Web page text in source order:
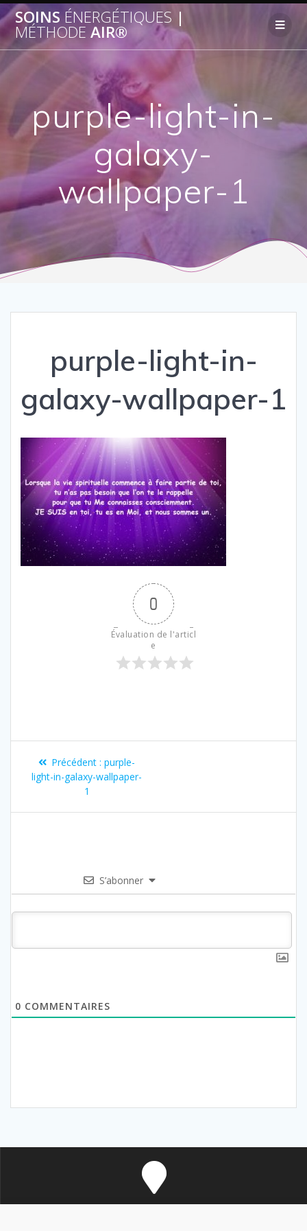
SOINS ÉNERGÉTIQUES |
MÉTHODE AIR®
purple-light-in-
galaxy-
wallpaper-1
purple-light-in-
galaxy-wallpaper-1
0
Évaluation de l'articl
e
Précédent : purple-
light-in-galaxy-wallpaper-
1
S’abonner
0 COMMENTAIRES